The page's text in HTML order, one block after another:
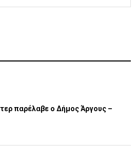
παρέλαβε o Δήμος Άργους –